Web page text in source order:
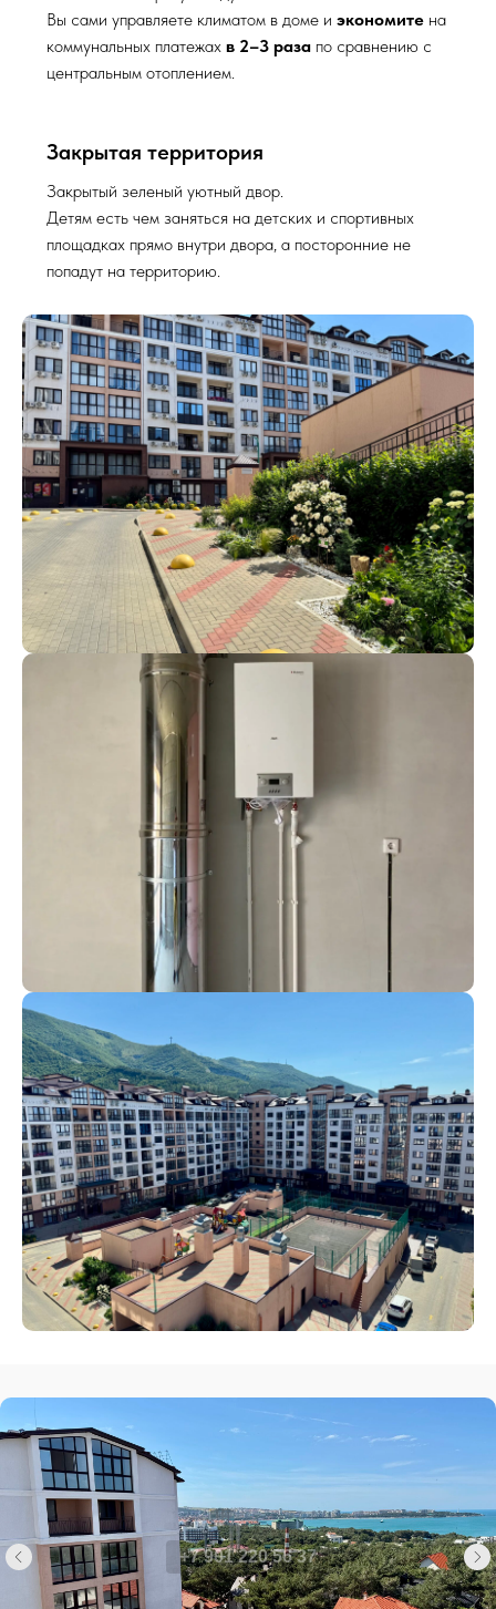
Вы сами управляете климатом в доме и экономите на
коммунальных платежах в 2–3 раза по сравнению с
центральным отоплением.
Закрытая территория
Закрытый зеленый уютный двор.
Детям есть чем заняться на детских и спортивных
площадках прямо внутри двора, а посторонние не
попадут на территорию.
+7 901 220 56 37